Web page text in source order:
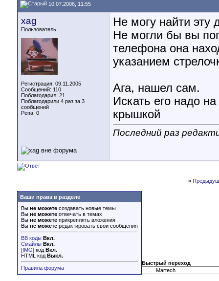
10.07.2006, 11:55
xag
Пользователь
Регистрация: 09.11.2005
Сообщений: 110
Поблагодарил: 21
Поблагодарили 4 раз за 3
сообщений
Репа: 0
Не могу найти эту
Не могли бы вы
телефона она
указанием
Ага, нашел сам.
Искать его надо
крышкой
Последний раз
«
Ваши права в разделе
Вы не можете создавать новые темы
Вы не можете отвечать в темах
Вы не можете прикреплять вложения
Вы не можете редактировать свои сообщения
BB коды Вкл.
Смайлы Вкл.
[IMG] код Вкл.
HTML код Выкл.
Правила форума
Быстрый переход